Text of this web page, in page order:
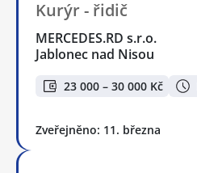
Kurýr - řidič
MERCEDES.RD s.r.o.
Jablonec nad Nisou
23 000 – 30 000 Kč
Zveřejněno: 11. března